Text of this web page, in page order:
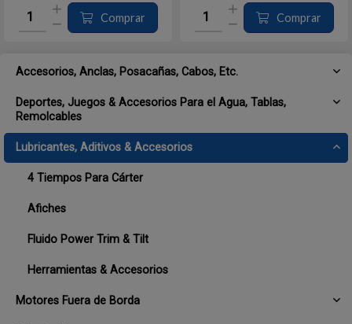
Accesorios, Anclas, Posacañas, Cabos, Etc.
Deportes, Juegos & Accesorios Para el Agua, Tablas,
Remolcables
Lubricantes, Aditivos & Accesorios
4 Tiempos Para Cárter
Afiches
Fluido Power Trim & Tilt
Herramientas & Accesorios
Motores Fuera de Borda
Comprar Comprar